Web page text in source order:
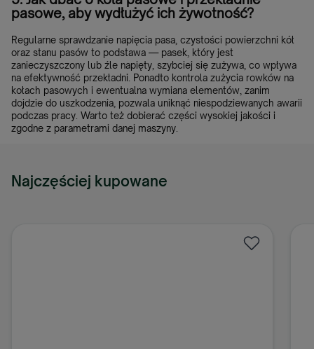
pasowe, aby wydłużyć ich żywotność?
Regularne sprawdzanie napięcia pasa, czystości powierzchni kół
oraz stanu pasów to podstawa — pasek, który jest
zanieczyszczony lub źle napięty, szybciej się zużywa, co wpływa
na efektywność przekładni. Ponadto kontrola zużycia rowków na
kołach pasowych i ewentualna wymiana elementów, zanim
dojdzie do uszkodzenia, pozwala uniknąć niespodziewanych awarii
podczas pracy. Warto też dobierać części wysokiej jakości i
zgodne z parametrami danej maszyny.
Najczęściej kupowane